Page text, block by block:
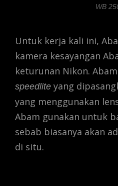
WB
Untuk kerja kali ini,
kamera kesayangan
keturunan Nikon.
speedlite yang
yang menggunakan
Abam gunakan untuk
sebab biasanya akan
di situ.